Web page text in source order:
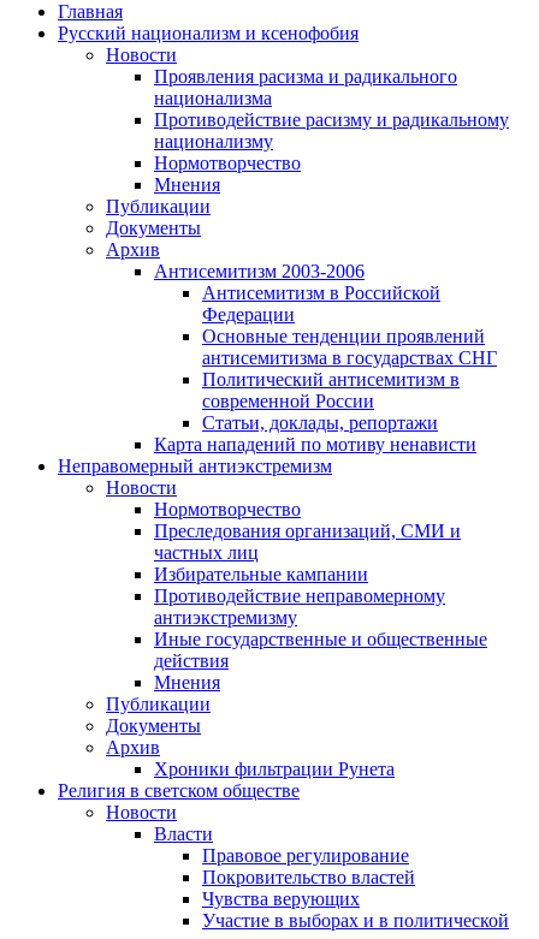
Главная
Русский национализм и ксенофобия
Новости
Проявления расизма и радикального
национализма
Противодействие расизму и радикальному
национализму
Нормотворчество
Мнения
Публикации
Документы
Архив
Антисемитизм 2003-2006
Антисемитизм в Российской
Федерации
Основные тенденции проявлений
антисемитизма в государствах СНГ
Политический антисемитизм в
современной России
Статьи, доклады, репортажи
Карта нападений по мотиву ненависти
Неправомерный антиэкстремизм
Новости
Нормотворчество
Преследования организаций, СМИ и
частных лиц
Избирательные кампании
Противодействие неправомерному
антиэкстремизму
Иные государственные и общественные
действия
Мнения
Публикации
Документы
Архив
Хроники фильтрации Рунета
Религия в светском обществе
Новости
Власти
Правовое регулирование
Покровительство властей
Чувства верующих
Участие в выборах и в политической